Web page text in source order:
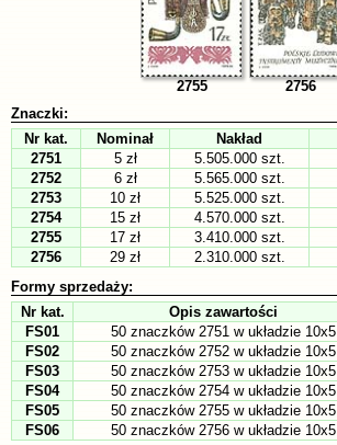
2755
2756
Znaczki:
Nr kat.
Nominał Nakład
2751
5 zł 5.505.000 szt.
2752
6 zł 5.565.000 szt.
2753
10 zł 5.525.000 szt.
2754
15 zł 4.570.000 szt.
2755
17 zł 3.410.000 szt.
2756
29 zł 2.310.000 szt.
Formy sprzedaży:
Nr kat.
Opis zawartości
FS01
50 znaczków 2751 w układzie 10x5
FS02
50 znaczków 2752 w układzie 10x5
FS03
50 znaczków 2753 w układzie 10x5
FS04
50 znaczków 2754 w układzie 10x5
FS05
50 znaczków 2755 w układzie 10x5
FS06
50 znaczków 2756 w układzie 10x5